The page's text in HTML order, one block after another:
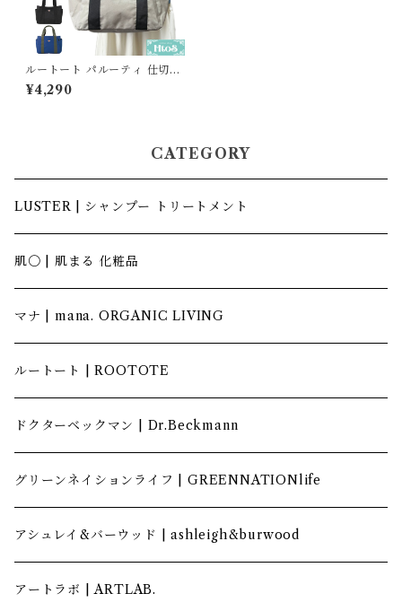
ルートート パルーティ 仕切り
トートバッグ 撥水 全4色 ROO
TOTE
¥4,290
CATEGORY
LUSTER | シャンプー トリートメント
肌〇 | 肌まる 化粧品
マナ | mana. ORGANIC LIVING
ルートート | ROOTOTE
ドクターベックマン | Dr.Beckmann
グリーンネイションライフ | GREENNATIONlife
アシュレイ&バーウッド | ashleigh&burwood
アートラボ | ARTLAB.